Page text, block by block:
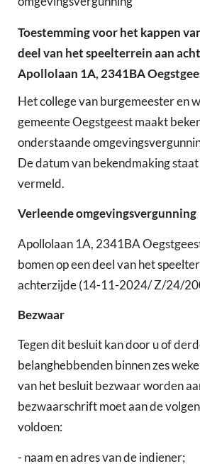
Toestemming voor het kappen
deel van het speelterrein aan
Apollolaan 1A, 2341BA
Het college van burgemeester en
gemeente Oegstgeest maakt
onderstaande
De datum van bekendmaking
vermeld.
Verleende omgevingsvergunning
Apollolaan 1A, 2341BA
bomen op een deel van het
achterzijde (14-11-2024/ Z/24/
Bezwaar
Tegen dit besluit kan door u of
belanghebbenden binnen zes
van het besluit bezwaar worden
bezwaarschrift moet aan de
voldoen:
- naam en adres van de indiener;